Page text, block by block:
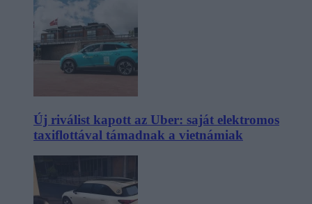
Új riválist kapott az Uber: saját elektromos
taxiflottával támadnak a vietnámiak